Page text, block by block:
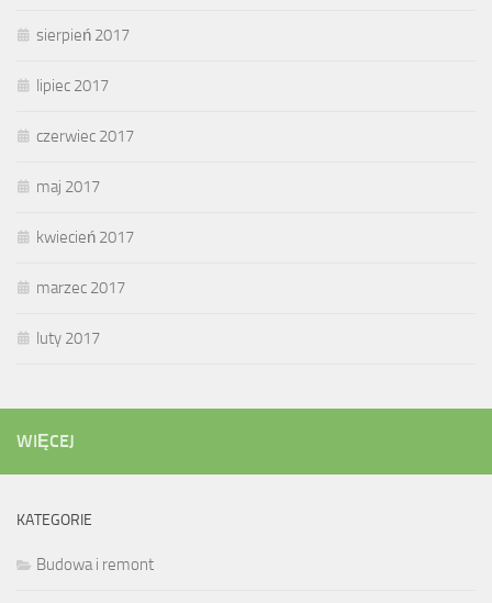
sierpień 2017
lipiec 2017
czerwiec 2017
maj 2017
kwiecień 2017
marzec 2017
luty 2017
WIĘCEJ
KATEGORIE
Budowa i remont